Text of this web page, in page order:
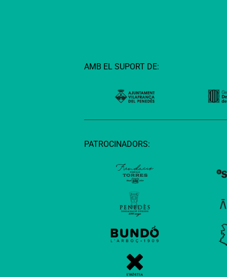
AMB EL SUPORT DE:
PATROCINADORS: